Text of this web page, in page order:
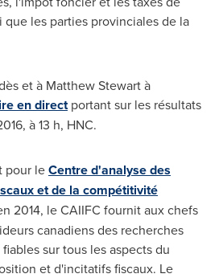
les parties provinciales de la
et à Matthew Stewartà
en directportant sur les résultats
à 13 h, HNC.
pour leCentre d'analyse des
et de la compétitivité
2014, le CAIIFC fournit aux chefs
canadiens des recherches
sur tous les aspects du
et d'incitatifs fiscaux. Le